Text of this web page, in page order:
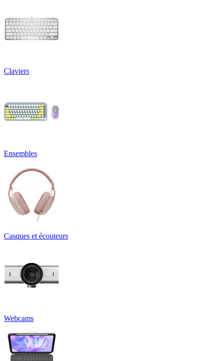
Claviers
Ensembles
Casques et écouteurs
Webcams